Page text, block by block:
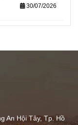
Phải Ai
Không Mở
Kiểm Tra
Cuốn
30/07/2026
An Hội Tây, Tp. Hồ